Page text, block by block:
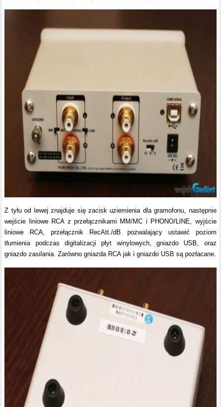
Z tyłu od lewej znajduje się zacisk uziemienia dla gramofonu, następnie
wejście liniowe RCA z przełącznikami MM/MC i PHONO/LINE, wyjście
liniowe RCA, przełącznik RecAtt./dB pozwalający ustawić poziom
tłumienia podczas digitalizacji płyt winylowych, gniazdo USB, oraz
gniazdo zasilania. Zarówno gniazda RCA jak i gniazdo USB są pozłacane.